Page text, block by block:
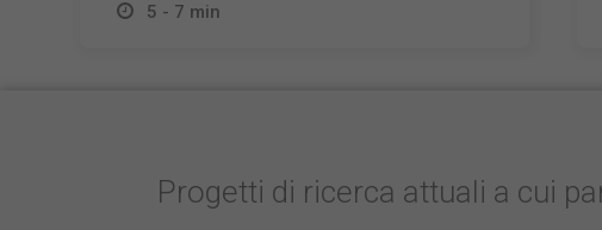
5 - 7 min
Progetti di ricerca attuali a cui